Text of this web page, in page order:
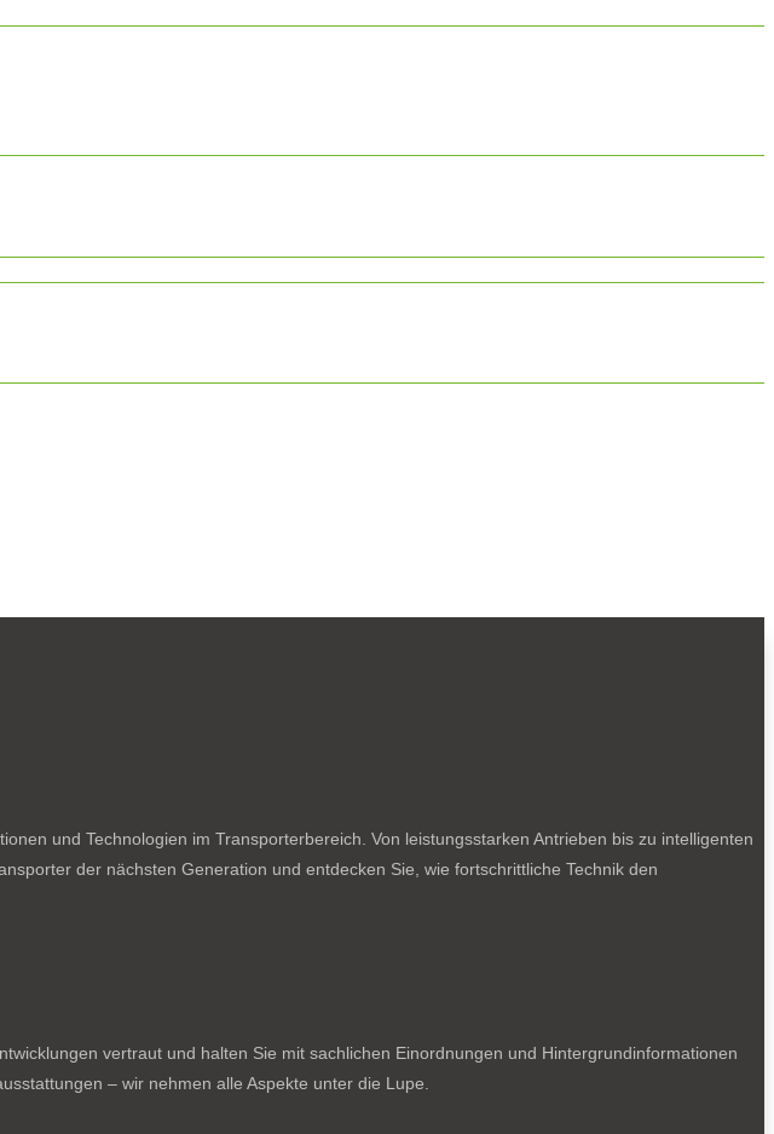
und Technologien im Transporterbereich. Von leistungsstarken Antrieben bis zu intelligenten
der nächsten Generation und entdecken Sie, wie fortschrittliche Technik den
vertraut und halten Sie mit sachlichen Einordnungen und Hintergrundinformationen
– wir nehmen alle Aspekte unter die Lupe.